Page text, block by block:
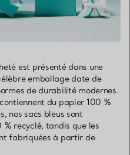
est présenté dans une
emballage date de
de durabilité modernes.
du papier 100 %
nos sacs bleus sont
recyclé, tandis que les
fabriquées à partir de